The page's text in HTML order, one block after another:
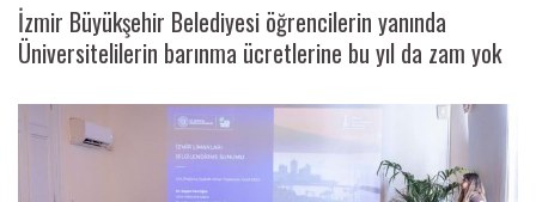
İzmir Büyükşehir Belediyesi öğrencilerin yanında
Üniversitelilerin barınma ücretlerine bu yıl da zam yok